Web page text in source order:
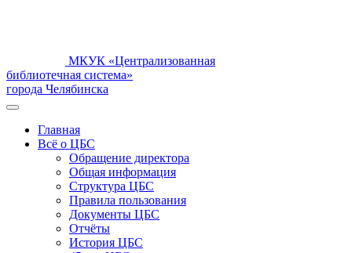
МКУК «Централизованная
библиотечная система»
города Челябинска
Главная
Всё о ЦБС
Обращение директора
Общая информация
Структура ЦБС
Правила пользования
Документы ЦБС
Отчёты
История ЦБС